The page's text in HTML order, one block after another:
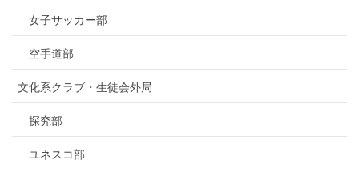
女子サッカー部
空手道部
文化系クラブ・生徒会外局
探究部
ユネスコ部